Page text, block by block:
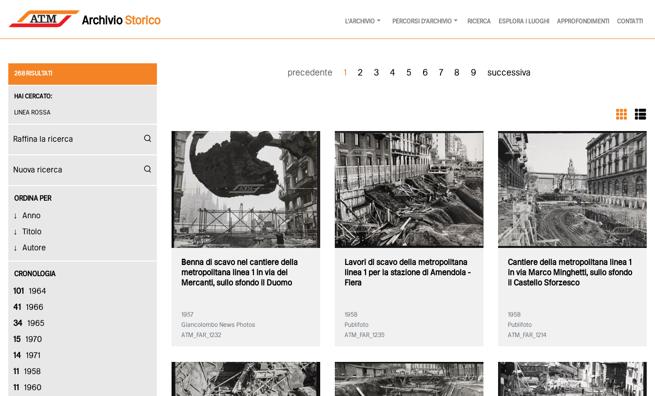
Archivio Storico L'ARCHIVIO PERCORSI D'ARCHIVIO RICERCA ESPLORA I LUOGHI APPROFONDIMENTI CONTATTI
268 RISULTATI
HAI CERCATO:
LINEA ROSSA
ORDINA PER
Anno
Titolo
Autore
CRONOLOGIA
101 1964
41 1966
34 1965
15 1970
14 1971
11 1958
11 1960
precedente 1 2 3 4 5 6 7 8 9 successiva
Benna di scavo nel cantiere della
metropolitana linea 1 in via dei
Mercanti, sullo sfondo il Duomo
1957
Giancolombo News Photos
ATM_FAR_1232
Lavori di scavo della metropolitana
linea 1 per la stazione di Amendola -
Fiera
1958
Publifoto
ATM_FAR_1235
Cantiere della metropolitana linea 1
in via Marco Minghetti, sullo sfondo
il Castello Sforzesco
1958
Publifoto
ATM_FAR_1214